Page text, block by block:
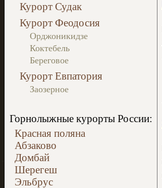
Курорт Судак
Курорт Феодосия
Орджоникидзе
Коктебель
Береговое
Курорт Евпатория
Заозерное
Горнолыжные курорты России:
Красная поляна
Абзаково
Домбай
Шерегеш
Эльбрус